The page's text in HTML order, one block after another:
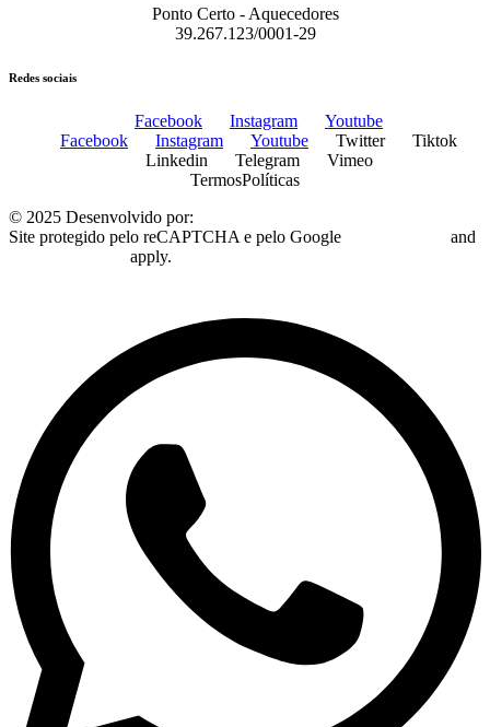
Ponto Certo - Aquecedores
39.267.123/0001-29
Redes sociais
Facebook Instagram
Youtube
Facebook
Instagram Youtube Twitter
Tiktok
Linkedin
Telegram
Vimeo
TermosPolíticas
© 2025 Desenvolvido por:
Site protegido pelo reCAPTCHA e pelo Google
and
apply.